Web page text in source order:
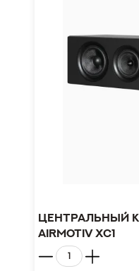
Центральный
Airmotiv XC1